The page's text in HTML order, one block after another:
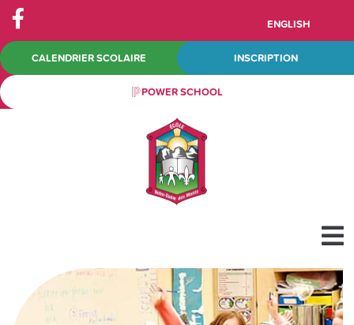
ENGLISH
CALENDRIER SCOLAIRE INSCRIPTION
POWER SCHOOL